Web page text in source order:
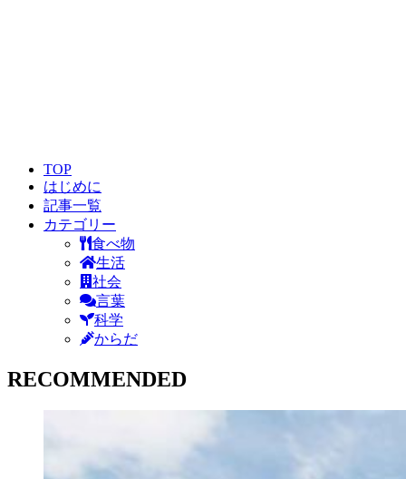
TOP
はじめに
記事一覧
カテゴリー
食べ物
生活
社会
言葉
科学
からだ
RECOMMENDED